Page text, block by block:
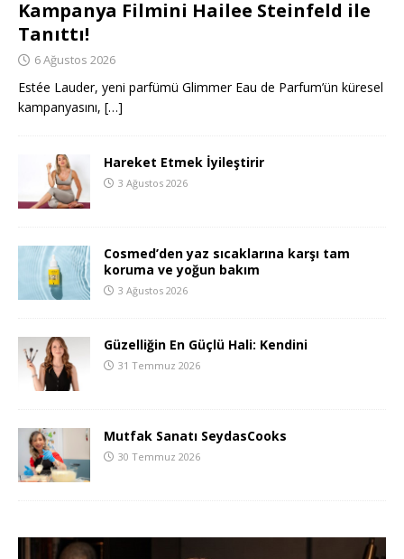
Kampanya Filmini Hailee Steinfeld ile
Tanıttı!
6 Ağustos 2026
Estée Lauder, yeni parfümü Glimmer Eau de Parfum’ün küresel
kampanyasını, […]
Hareket Etmek İyileştirir
3 Ağustos 2026
Cosmed’den yaz sıcaklarına karşı tam
koruma ve yoğun bakım
3 Ağustos 2026
Güzelliğin En Güçlü Hali: Kendini
31 Temmuz 2026
Mutfak Sanatı SeydasCooks
30 Temmuz 2026